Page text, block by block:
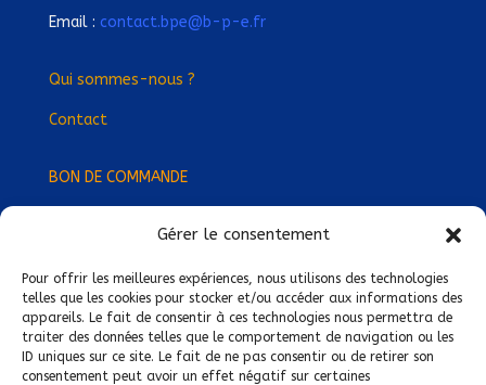
Gérer le consentement
Pour offrir les meilleures expériences, nous utilisons des technologies
telles que les cookies pour stocker et/ou accéder aux informations des
appareils. Le fait de consentir à ces technologies nous permettra de
traiter des données telles que le comportement de navigation ou les
ID uniques sur ce site. Le fait de ne pas consentir ou de retirer son
consentement peut avoir un effet négatif sur certaines
Email : contact.bpe@b-p-e.fr
Qui sommes-nous ?
Contact
BON DE COMMANDE
Devenez Délégué·e Régional·e !
Trouvez-nous près de chez vous !
Mentions légales
Conditions générales de vente